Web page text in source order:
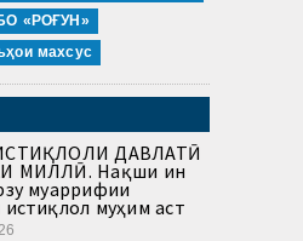
«РОҒУН»
махсус
ДАВЛАТӢ
МИЛЛӢ. Нақши ин
муаррифии
муҳим аст